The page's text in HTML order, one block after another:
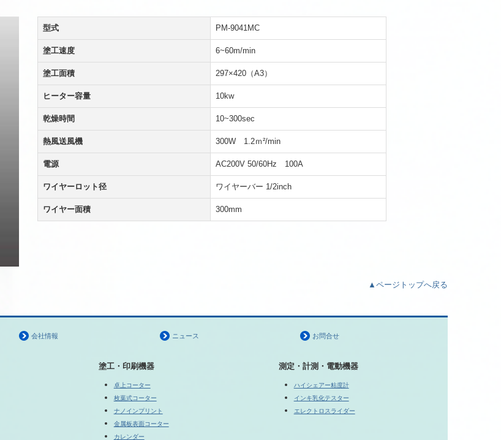
型式 PM-9041MC
塗工速度 6~60m/min
塗工面積 297×420（A3）
ヒーター容量 10kw
乾燥時間 10~300sec
熱風送風機 300W 1.2ｍ²/min
電源 AC200V 50/60Hz 100A
ワイヤーロット径 ワイヤーバー 1/2inch
ワイヤー面積 300mm
▲ページトップへ戻る
会社情報 ニュース お問合せ
塗工・印刷機器
卓上コーター
枚葉式コーター
ナノインプリント
金属板表面コーター
カレンダー
測定・計測・電動機器
ハイシェアー粘度計
インキ乳化テスター
エレクトロスライダー